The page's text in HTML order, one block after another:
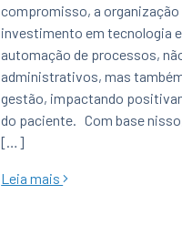
compromisso, a
investimento em tecnologia
automação de processos,
administrativos, mas
gestão, impactando
do paciente. Com base
[…]
Leia mais